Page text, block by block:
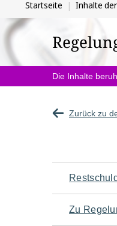
befinden
sich
hier:
Startseite Inhalte
Die Inhalte
Zurück zu
für
Zu